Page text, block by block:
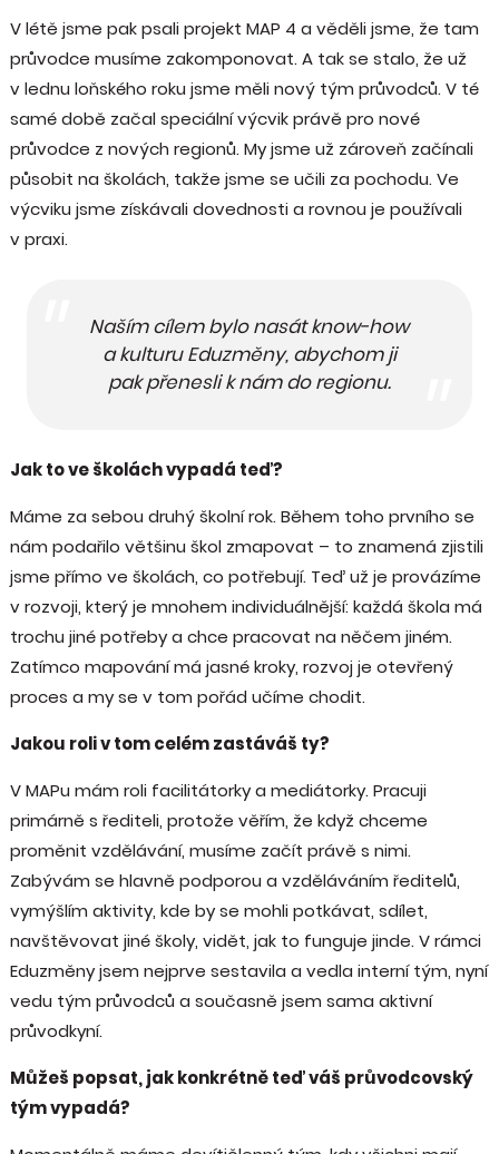
V létě jsme pak psali projekt MAP 4 a věděli jsme, že tam
průvodce musíme zakomponovat. A tak se stalo, že už
v lednu loňského roku jsme měli nový tým průvodců. V té
samé době začal speciální výcvik právě pro nové
průvodce z nových regionů. My jsme už zároveň začínali
působit na školách, takže jsme se učili za pochodu. Ve
výcviku jsme získávali dovednosti a rovnou je používali
v praxi.
Naším cílem bylo nasát know-how
a kulturu Eduzměny, abychom ji
pak přenesli k nám do regionu.
Jak to ve školách vypadá teď?
Máme za sebou druhý školní rok. Během toho prvního se
nám podařilo většinu škol zmapovat – to znamená zjistili
jsme přímo ve školách, co potřebují. Teď už je provázíme
v rozvoji, který je mnohem individuálnější: každá škola má
trochu jiné potřeby a chce pracovat na něčem jiném.
Zatímco mapování má jasné kroky, rozvoj je otevřený
proces a my se v tom pořád učíme chodit.
Jakou roli v tom celém zastáváš ty?
V MAPu mám roli facilitátorky a mediátorky. Pracuji
primárně s řediteli, protože věřím, že když chceme
proměnit vzdělávání, musíme začít právě s nimi.
Zabývám se hlavně podporou a vzděláváním ředitelů,
vymýšlím aktivity, kde by se mohli potkávat, sdílet,
navštěvovat jiné školy, vidět, jak to funguje jinde. V rámci
Eduzměny jsem nejprve sestavila a vedla interní tým, nyní
vedu tým průvodců a současně jsem sama aktivní
průvodkyní.
Můžeš popsat, jak konkrétně teď váš průvodcovský
tým vypadá?